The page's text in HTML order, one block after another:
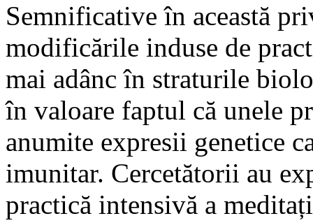
Semnificative în această
modificările induse de
mai adânc în straturile
în valoare faptul că unele
anumite expresii genetice
imunitar. Cercetătorii au
practică intensivă a